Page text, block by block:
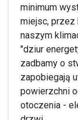
minimum
miejsc, przez
naszym
"dziur
zadbamy o
zapobiegają
powierzchni
otoczenia -